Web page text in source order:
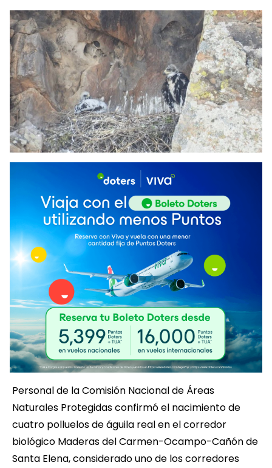
Personal de la Comisión Nacional de Áreas
Naturales Protegidas confirmó el nacimiento de
cuatro polluelos de águila real en el corredor
biológico Maderas del Carmen-Ocampo-Cañón de
Santa Elena, considerado uno de los corredores